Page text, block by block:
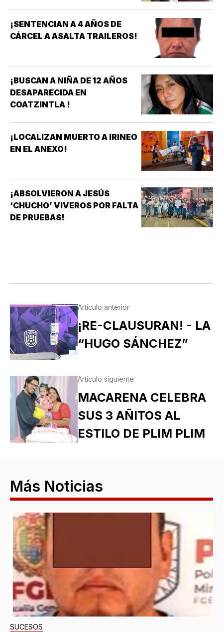
¡SENTENCIAN A 4 AÑOS DE
CÁRCEL A ASALTA TRAILEROS!
¡BUSCAN A NIÑA DE 12 AÑOS
DESAPARECIDA EN
COATZINTLA !
¡LOCALIZAN MUERTO A IRINEO
EN EL ANEXO!
¡ABSOLVIERON A JESÚS
‘CHUCHO’ VIVEROS POR FALTA
DE PRUEBAS!
Artículo anterior
¡RE-CLAUSURAN! - LA
“HUGO SÁNCHEZ”
Artículo siguiente
MACARENA CELEBRA
SUS 3 AÑITOS AL
ESTILO DE PLIM PLIM
Más Noticias
SUCESOS